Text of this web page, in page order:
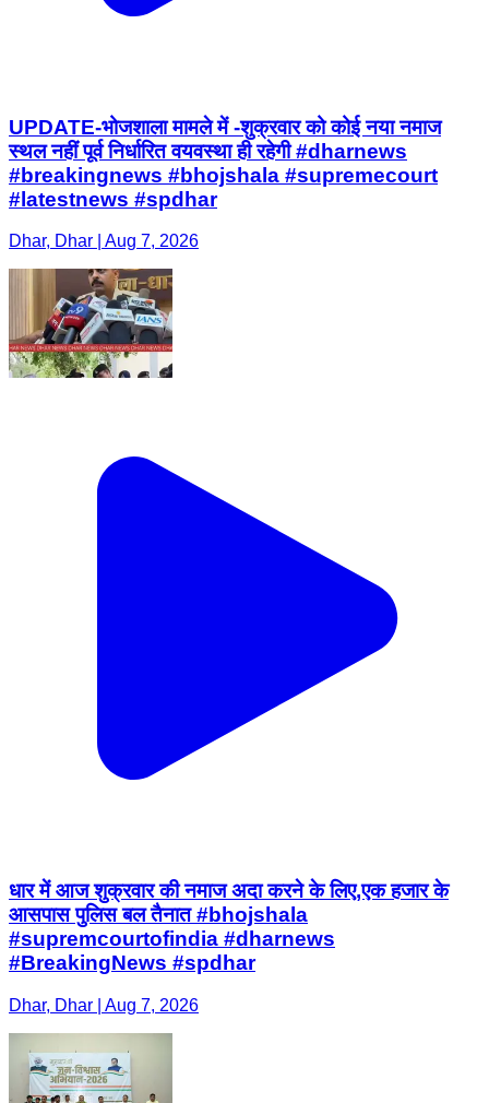
UPDATE-भोजशाला मामले में -शुक्रवार को कोई नया नमाज
स्थल नहीं पूर्व निर्धारित वयवस्था ही रहेगी #dharnews
#breakingnews #bhojshala #supremecourt
#latestnews #spdhar
Dhar, Dhar | Aug 7, 2026
धार में आज शुक्रवार की नमाज अदा करने के लिए,एक हजार के
आसपास पुलिस बल तैनात #bhojshala
#supremcourtofindia #dharnews
#BreakingNews #spdhar
Dhar, Dhar | Aug 7, 2026